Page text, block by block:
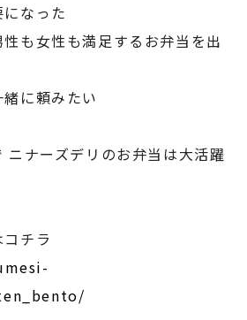
なった
性も女性も満足するお弁当を出
に頼みたい
ニナーズデリのお弁当は大活躍
チラ